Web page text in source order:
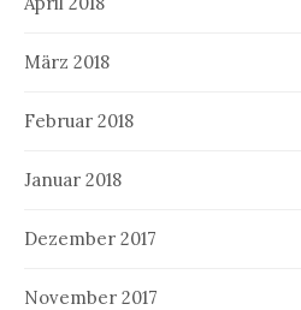
März 2018
Februar 2018
Januar 2018
Dezember 2017
November 2017